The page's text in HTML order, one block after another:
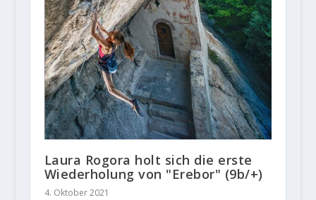
Laura Rogora holt sich die erste
Wiederholung von "Erebor" (9b/+)
4. Oktober 2021